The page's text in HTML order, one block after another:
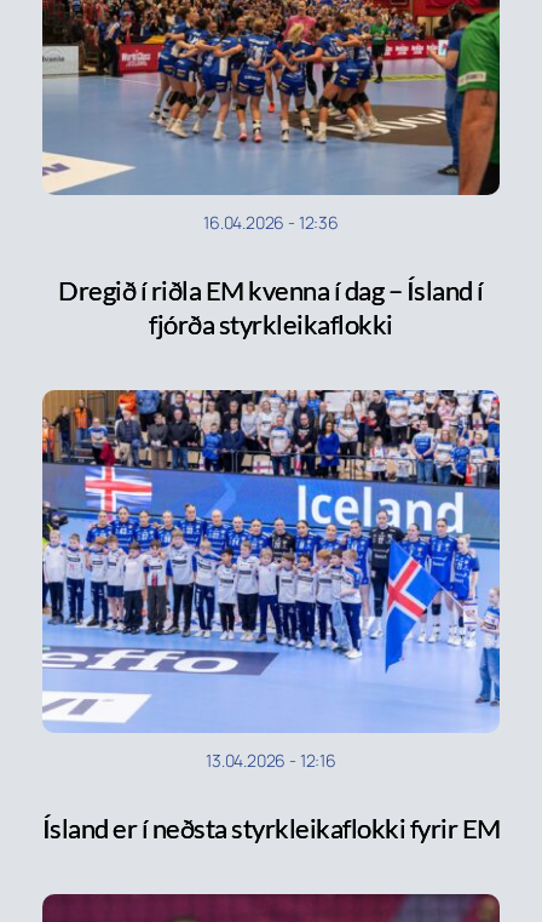
16.04.2026 - 12:36
Dregið í riðla EM kvenna í dag – Ísland í
fjórða styrkleikaflokki
13.04.2026 - 12:16
Ísland er í neðsta styrkleikaflokki fyrir EM